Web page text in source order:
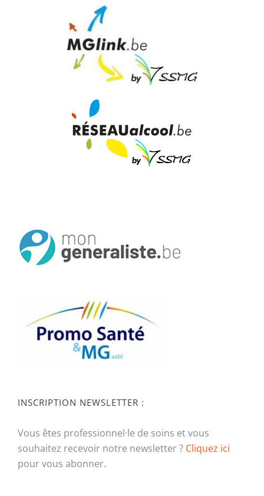
INSCRIPTION NEWSLETTER :
Vous êtes professionnel·le de soins et vous
souhaitez recevoir notre newsletter ? Cliquez ici
pour vous abonner.